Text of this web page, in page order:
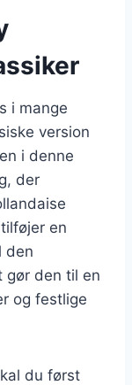
i mange
version
i denne
der
en
den
gør den til en
og festlige
du først